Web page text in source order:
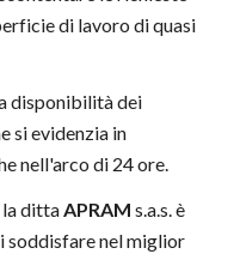
di lavoro di quasi
disponibilità dei
si evidenzia in
nell'arco di 24 ore.
la dittaAPRAM s.a.s. è
soddisfare nel miglior